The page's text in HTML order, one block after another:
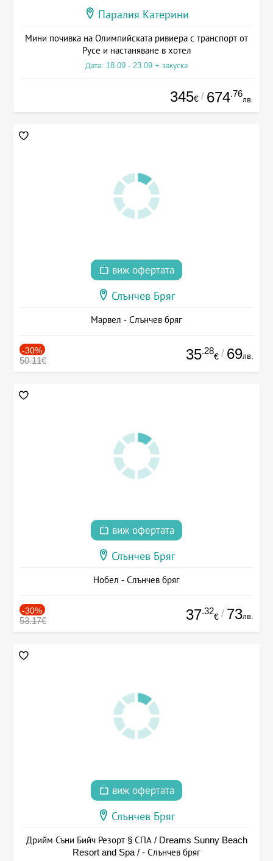
Паралия Катерини
Мини почивка на Олимпийската ривиера с транспорт от
Русе и настаняване в хотел
Дата: 18.09 - 23.09 + закуска
345€ / 674.76
лв.
виж офертата
Слънчев Бряг
Марвел - Слънчев бряг
-30%
50.11€ 35.28
€ / 69лв.
виж офертата
Слънчев Бряг
Нобел - Слънчев бряг
-30%
53.17€ 37.32
€ / 73лв.
виж офертата
Слънчев Бряг
Дрийм Съни Бийч Резорт § СПА / Dreams Sunny Beach
Resort and Spa / - Слънчев бряг